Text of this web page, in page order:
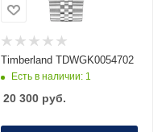
Timberland TDWGK0054702
Есть в наличии: 1
20 300руб.